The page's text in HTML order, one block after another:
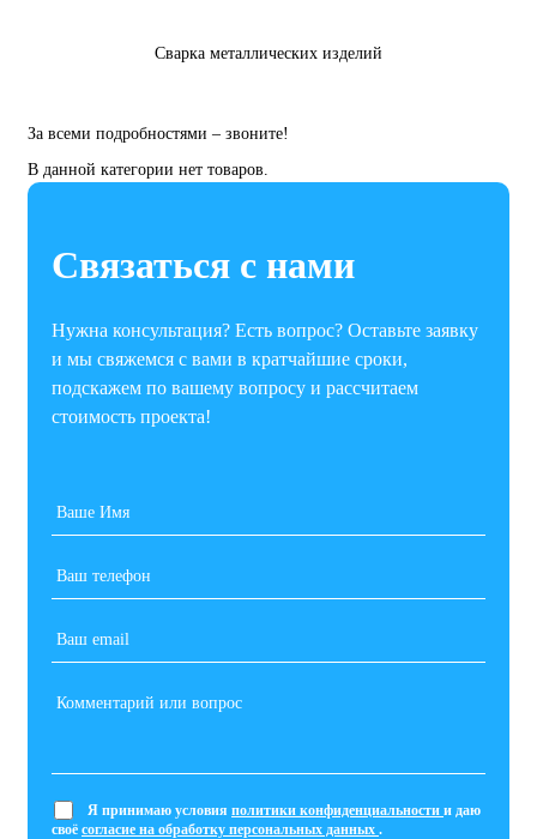
Сварка металлических изделий
За всеми подробностями – звоните!
В данной категории нет товаров.
Связаться с нами
Нужна консультация? Есть вопрос? Оставьте заявку
и мы свяжемся с вами в кратчайшие сроки,
подскажем по вашему вопросу и рассчитаем
стоимость проекта!
Я принимаю условия политики конфиденциальности и даю
своё согласие на обработку персональных данных .